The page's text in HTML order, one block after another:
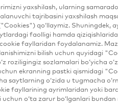
Yield
yaxshilash, ularning
tajribasini yaxshilash
qo‘llaymiz. Shuningdek,
faolligi hamda
fayllaridan foydalanamiz.
bilish uchun quyidagi
roziligingiz sozlamalari bo‘yicha
ekranning pastki qismidagi
saytlarning o‘zida u tugmacha
fayllarining ayrimlaridan yoki
o‘ta zarur bo‘lganlari bundan